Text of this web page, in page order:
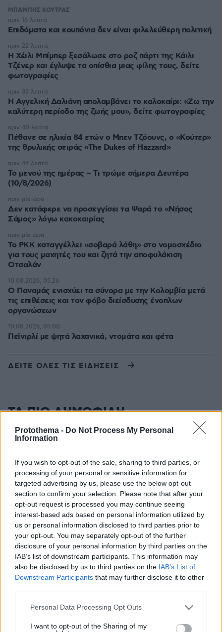
Protothema - Do Not Process My Personal
Information
If you wish to opt-out of the sale, sharing to third parties, or
processing of your personal or sensitive information for
targeted advertising by us, please use the below opt-out
section to confirm your selection. Please note that after your
opt-out request is processed you may continue seeing
interest-based ads based on personal information utilized by
us or personal information disclosed to third parties prior to
your opt-out. You may separately opt-out of the further
disclosure of your personal information by third parties on the
IAB’s list of downstream participants. This information may
also be disclosed by us to third parties on the IAB’s List of
Downstream Participants that may further disclose it to other
Please note that this website/app uses one or more Google
not limited to your visit or usage behaviour. You may click to
Personal Data Processing Opt Outs
I want to opt-out of the Sharing of my
ΜΠΑΜΠΗΣ ΚΟΥΤΡΑΣ
Επιδόματα και κουπόνια δεν είναι φιλελεύθερη πολιτική
πριν 16 λεπτά
Η Χέιλι Μπίμπερ ξεσάλωσε στο ροζ πάρτι της Κάιλι
Τζένερ και έγλυψε τα οπίσθια μιας φίλης τους, δείτε
φωτογραφίες
πριν 22 λεπτά
Η Αγγελική Δαλιάνη απολαμβάνει το καλοκαίρι: «Ζω την
καλύτερη περίοδο της ζωής μου», δείτε φωτογραφίες
πριν 33 λεπτά
Πέθανε σε ηλικία 84 ετών ο Μπεν Τζόουνς, ο «Κούτερ»
της θρυλικής σειράς «The Dukes of Hazzard»
πριν 40 λεπτά
Το μενού της ημέρας – Τι τρώμε σήμερα Δευτέρα
(10/8/2026)
πριν 44 λεπτά
Δεν κατάφερε να προσεγγίσει τα Ψαρά το «Νήσος
Σάμος» λόγω κακοκαιρίας
πριν μία ώρα
Το PKK καταγγέλλει «σοβαρά λάθη» στο νομοσχέδιο
για τους μαχητές του και ζητά την αποφυλάκιση
Οτσαλάν
πριν μία ώρα
O Παναμάς ενισχύει τα σύνορα με την Κολομβία μετά
τις επιθέσεις και τον φόβο διείσδυσης ένοπλων
οργανώσεων
10.08.2026, 05:26
Πεϊνιρλί με ψητά λαχανικά, ντομάτα και φέτα
10.08.2026, 05:00
ΔΕΙΤΕ ΟΛΕΣ ΤΙΣ ΕΙΔΗΣΕΙΣ
ΤΑ ΠΙΟ ΔΗΜΟΦΙΛΗ